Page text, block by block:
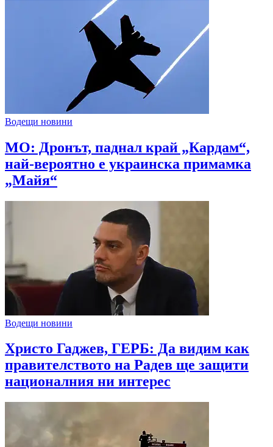
Водещи новини
МО: Дронът, паднал край „Кардам“,
най-вероятно е украинска примамка
„Майя“
Водещи новини
Христо Гаджев, ГЕРБ: Да видим как
правителството на Радев ще защити
националния ни интерес